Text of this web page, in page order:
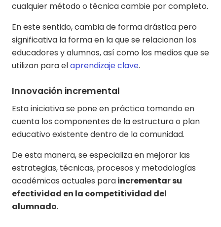
cualquier método o técnica cambie por completo.
En este sentido, cambia de forma drástica pero
significativa la forma en la que se relacionan los
educadores y alumnos, así como los medios que se
utilizan para elaprendizaje clave.
Innovación incremental
Esta iniciativa se pone en práctica tomando en
cuenta los componentes de la estructura o plan
educativo existente dentro de la comunidad.
De esta manera, se especializa en mejorar las
estrategias, técnicas, procesos y metodologías
académicas actuales paraincrementar su
efectividad en la competitividad del
alumnado.